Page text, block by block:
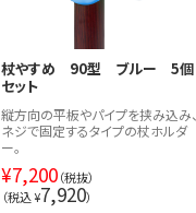
杖やすめ 90型 ブルー 5個
セット
縦方向の平板やパイプを挟み込み、
ネジで固定するタイプの杖ホルダ
ー。
¥7,200（税抜）
（税込 ¥7,920）